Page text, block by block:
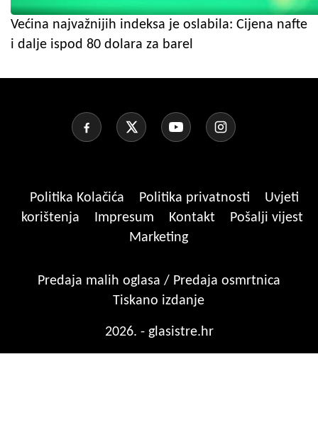
Većina najvažnijih indeksa je oslabila: Cijena nafte
i dalje ispod 80 dolara za barel
Politika Kolačića Politika privatnosti
Uvjeti
korištenja
Impresum Kontakt
Pošalji vijest
Marketing
Predaja malih oglasa / Predaja osmrtnica
Tiskano izdanje
2026. - glasistre.hr